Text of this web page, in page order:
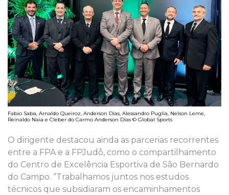
Fabio Saba, Arnaldo Queiroz, Anderson Dias, Alessandro Puglia, Nelson Leme,
Reinaldo Naia e Cleber do Carmo Anderson Dias © Global Sports
O dirigente destacou ainda as parcerias recorrentes
entre a FPA e a FPJudô, como o compartilhamento
do Centro de Excelência Esportiva de São Bernardo
do Campo. “Trabalhamos juntos nos estudos
técnicos que subsidiaram os encaminhamentos